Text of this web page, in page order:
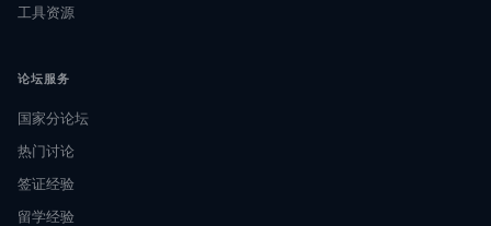
工具资源
论坛服务
国家分论坛
热门讨论
签证经验
留学经验